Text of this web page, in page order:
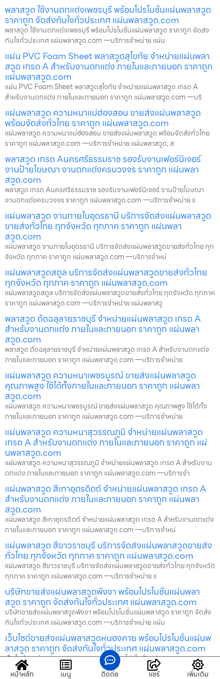
พลาสวูด ใช้งานตกแต่งเพชรบุรี พร้อมโปรโมชั่นแผ่นพลาสวูด
ราคาถูก จัดส่งทันใจทั่วประเทศ แผ่นพลาสวูด.com
พลาสวูด ใช้งานตกแต่งเพชรบุรี พร้อมโปรโมชั่นแผ่นพลาสวูด ราคาถูก จัดส่ง
ทันใจทั่วประเทศ แผ่นพลาสวูด.com —บริการจำหน่าย แผ่น
แผ่น PVC Foam Sheet พลาสวูดสุโขทัย จำหน่ายแผ่นพลา
สวูด เกรด A สำหรับงานตกแต่ง ภายในและภายนอก ราคาถูก
แผ่นพลาสวูด.com
แผ่น PVC Foam Sheet พลาสวูดสุโขทัย จำหน่ายแผ่นพลาสวูด เกรด A
สำหรับงานตกแต่ง ภายในและภายนอก ราคาถูก แผ่นพลาสวูด.com —บริ
แผ่นพลาสวูด ความหนาแม่ฮ่องสอน ขายส่งแผ่นพลาสวูด
พร้อมจัดส่งทั่วไทย ราคาถูก แผ่นพลาสวูด.com
แผ่นพลาสวูด ความหนาแม่ฮ่องสอน ขายส่งแผ่นพลาสวูด พร้อมจัดส่งทั่วไทย
ราคาถูก แผ่นพลาสวูด.com —บริการจำหน่าย แผ่นพลาสวูด, ส
พลาสวูด เกรด Aนครศรีธรรมราช รองรับงานเฟอร์นิเจอร์
งานป้ายโฆษณา งานตกแต่งครบวงจร ราคาถูก แผ่นพลา
สวูด.com
พลาสวูด เกรด Aนครศรีธรรมราช รองรับงานเฟอร์นิเจอร์ งานป้ายโฆษณา
งานตกแต่งครบวงจร ราคาถูก แผ่นพลาสวูด.com —บริการจำหน่าย แ
แผ่นพลาสวูด งานภายในอุดรธานี บริการจัดส่งแผ่นพลาสวูด
ขายส่งทั่วไทย ทุกจังหวัด ทุกภาค ราคาถูก แผ่นพลา
สวูด.com
แผ่นพลาสวูด งานภายในอุดรธานี บริการจัดส่งแผ่นพลาสวูดขายส่งทั่วไทย ทุก
จังหวัด ทุกภาค ราคาถูก แผ่นพลาสวูด.com —บริการจำหน่
แผ่นพลาสวูดสตูล บริการจัดส่งแผ่นพลาสวูดขายส่งทั่วไทย
ทุกจังหวัด ทุกภาค ราคาถูก แผ่นพลาสวูด.com
แผ่นพลาสวูดสตูล บริการจัดส่งแผ่นพลาสวูดขายส่งทั่วไทย ทุกจังหวัด ทุกภาค
ราคาถูก แผ่นพลาสวูด.com —บริการจำหน่าย แผ่นพลาสวู
พลาสวูด ตัดฉลุลายราชบุรี จำหน่ายแผ่นพลาสวูด เกรด A
สำหรับงานตกแต่ง ภายในและภายนอก ราคาถูก แผ่นพลา
สวูด.com
พลาสวูด ตัดฉลุลายราชบุรี จำหน่ายแผ่นพลาสวูด เกรด A สำหรับงานตกแต่ง
ภายในและภายนอก ราคาถูก แผ่นพลาสวูด.com —บริการจำหน่าย
แผ่นพลาสวูด ความหนาเพชรบูรณ์ ขายส่งแผ่นพลาสวูด
คุณภาพสูง ใช้ได้ทั้งภายในและภายนอก ราคาถูก แผ่นพลา
สวูด.com
แผ่นพลาสวูด ความหนาเพชรบูรณ์ ขายส่งแผ่นพลาสวูด คุณภาพสูง ใช้ได้ทั้ง
ภายในและภายนอก ราคาถูก แผ่นพลาสวูด.com —บริการจำหน่าย
แผ่นพลาสวูด ความหนาสุวรรณภูมิ จำหน่ายแผ่นพลาสวูด
เกรด A สำหรับงานตกแต่ง ภายในและภายนอก ราคาถูก แผ่
นพลาสวูด.com
แผ่นพลาสวูด ความหนาสุวรรณภูมิ จำหน่ายแผ่นพลาสวูด เกรด A สำหรับงาน
ตกแต่ง ภายในและภายนอก ราคาถูก แผ่นพลาสวูด.com —บริการจำ
แผ่นพลาสวูด สีเทาอุตรดิตถ์ จำหน่ายแผ่นพลาสวูด เกรด A
สำหรับงานตกแต่ง ภายในและภายนอก ราคาถูก แผ่นพลา
สวูด.com
แผ่นพลาสวูด สีเทาอุตรดิตถ์ จำหน่ายแผ่นพลาสวูด เกรด A สำหรับงานตกแต่ง
ภายในและภายนอก ราคาถูก แผ่นพลาสวูด.com —บริการจำหน่
แผ่นพลาสวูด สีขาวราชบุรี บริการจัดส่งแผ่นพลาสวูดขายส่ง
ทั่วไทย ทุกจังหวัด ทุกภาค ราคาถูก แผ่นพลาสวูด.com
แผ่นพลาสวูด สีขาวราชบุรี บริการจัดส่งแผ่นพลาสวูดขายส่งทั่วไทย ทุกจังหวัด
ทุกภาค ราคาถูก แผ่นพลาสวูด.com —บริการจำหน่าย แ
บริษัทขายส่งแผ่นพลาสวูดพังงา พร้อมโปรโมชั่นแผ่นพลา
สวูด ราคาถูก จัดส่งทันใจทั่วประเทศ แผ่นพลาสวูด.com
บริษัทขายส่งแผ่นพลาสวูดพังงา พร้อมโปรโมชั่นแผ่นพลาสวูด ราคาถูก จัดส่ง
ทันใจทั่วประเทศ แผ่นพลาสวูด.com —บริการจำหน่าย แผ่น
เว็บไซต์ขายส่งแผ่นพลาสวูดหนองคาย พร้อมโปรโมชั่นแผ่นพ
ลาสวูด ราคาถูก จัดส่งทันใจทั่วประเทศ แผ่นพลาสวูด.com
เว็บไซต์ขายส่งแผ่นพลาสวูดหนองคาย พร้อมโปรโมชั่นแผ่นพลาสวูด ราคาถูก
จัดส่งทันใจทั่วประเทศ แผ่นพลาสวูด.com —บริการจำหน่าย
หน้าหลัก เมนู ติดต่อ แชร์ เพิ่มเติม